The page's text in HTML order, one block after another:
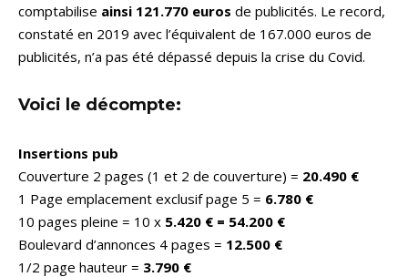
comptabilise ainsi 121.770 euros de publicités. Le record,
constaté en 2019 avec l’équivalent de 167.000 euros de
publicités, n’a pas été dépassé depuis la crise du Covid.
Voici le décompte:
Insertions pub
Couverture 2 pages (1 et 2 de couverture) = 20.490 €
1 Page emplacement exclusif page 5 = 6.780 €
10 pages pleine = 10 x 5.420 € = 54.200 €
Boulevard d’annonces 4 pages = 12.500 €
1/2 page hauteur = 3.790 €